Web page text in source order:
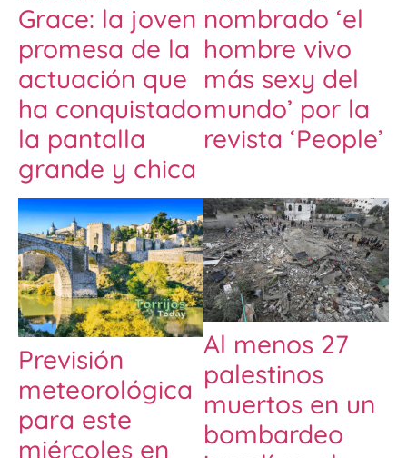
Grace: la joven
promesa de la
actuación que
ha conquistado
la pantalla
grande y chica
nombrado ‘el
hombre vivo
más sexy del
mundo’ por la
revista ‘People’
Previsión
meteorológica
para este
miércoles en
Al menos 27
palestinos
muertos en un
bombardeo